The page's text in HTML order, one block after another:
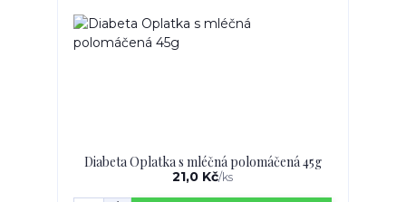
Diabeta Oplatka s mléčná polomáčená 45g
21,0 Kč/ks